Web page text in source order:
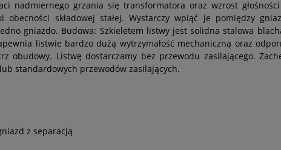
nadmiernego grzania się transformatora oraz wzrost
obecności składowej stałej. Wystarczy wpiąć je pomiędzy
gniazdo. Budowa: Szkieletem listwy jest solidna stalowa
listwie bardzo dużą wytrzymałość mechaniczną oraz
obudowy. Listwę dostarczamy bez przewodu zasilającego.
standardowych przewodów zasilających.
z separacją